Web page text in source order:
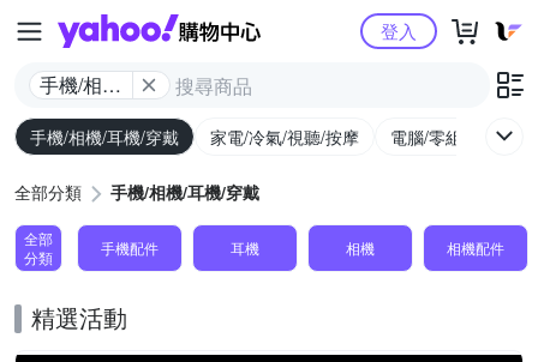
Yahoo購物中心
手機/相機/
耳機/穿戴
登入
手機/相機/耳機/穿戴 家電/冷氣/視聽/按摩 電腦/零組件/週邊/
全部分類 手機/相機/耳機/穿戴
全部
分類
手機配件 耳機 相機 相機配件
精選活動